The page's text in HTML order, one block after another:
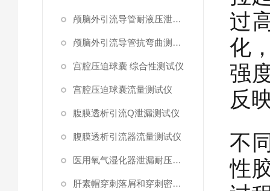
颅脑外引流导管耐液压泄漏测试仪
颅脑外引流导管抗弯曲测试仪
宫腔压迫球囊 综合性测试仪
宫腔压迫球囊流量测试仪
腹膜透析引流Q泄漏测试仪
腹膜透析引流器流量测试仪
医用氧气湿化器泄漏耐压测试仪
肝素帽穿刺落屑和穿刺密封性测试仪
过
化
强
反
不
性